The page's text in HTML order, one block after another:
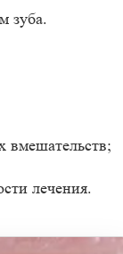
зуба.
вмешательств;
лечения.